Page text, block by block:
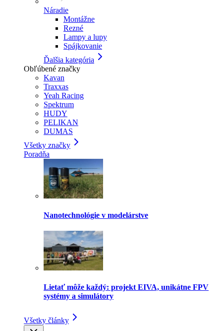
Náradie
Montážne
Rezné
Lampy a lupy
Spájkovanie
Ďalšia kategória
Obľúbené značky
Kavan
Traxxas
Yeah Racing
Spektrum
HUDY
PELIKAN
DUMAS
Všetky značky
Poradňa
Nanotechnológie v modelárstve
Lietať môže každý: projekt EIVA, unikátne FPV
systémy a simulátory
Všetky články